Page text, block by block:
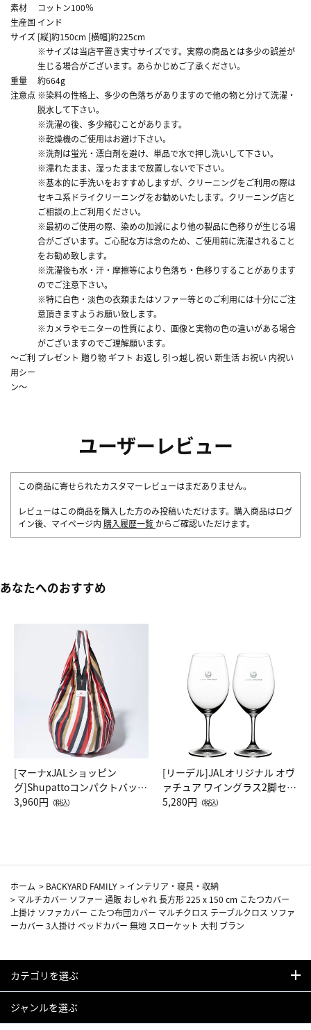
素材
コットン100％
生産国 インド
サイズ [縦]約150cm [横幅]約225cm
※サイズは当店平置き実寸サイズです。実際の商品とは多少の誤差が
生じる場合がございます。あらかじめご了承ください。
重量
約664g
注意点 ※染料の性格上、多少の色落ちがありますので他の物と分けて洗濯・
脱水して下さい。
※洗濯の後、多少縮むことがあります。
※乾燥機のご使用はお避け下さい。
※洗剤は蛍光・漂白剤を避け、単品で水で押し洗いして下さい。
※濡れたまま、湿ったままで放置しないで下さい。
※基本的に手洗いをおすすめしますが、クリーニングをご利用の際は
セキユ系ドライクリーニングをお勧めいたします。クリーニング店と
ご相談の上ご利用ください。
※最初のご使用の際、染めの加減により他の製品に色移りが生じる場
合がございます。ご心配な方は念のため、ご使用前に洗濯されること
をお勧め致します。
※洗濯後も水・汗・摩擦等により色落ち・色移りすることがあります
のでご注意下さい。
※特に白色・淡色の衣類またはソファー等とのご利用には十分にご注
意頂きますようお願い致します。
※カメラやモニターの性質により、画像と実物の色の違いがある場合
がございますのでご理解願います。
～ご利
用シー
ン～
プレゼント 贈り物 ギフト お返し 引っ越し祝い 新生活 お祝い 内祝い
ユーザーレビュー
この商品に寄せられたカスタマーレビューはまだありません。
レビューはこの商品を購入した方のみ投稿いただけます。購入商品はログ
イン後、マイページ内 購入履歴一覧 からご確認いただけます。
あなたへのおすすめ
[マーナxJALショッピン
グ]Shupattoコンパクトバッグ
Drop JAL客室乗務員（LC）ス
3,960円 （税込）
[リーデル]JALオリジナル オヴ
ァチュア ワイングラス2脚セッ
ト（レッドワイン）
5,280円 （税込）
ホーム > BACKYARD FAMILY > インテリア・寝具・収納
> マルチカバー ソファー 通販 おしゃれ 長方形 225 x 150 cm こたつカバー
上掛け ソファカバー こたつ布団カバー マルチクロス テーブルクロス ソファ
ーカバー 3人掛け ベッドカバー 無地 スローケット 大判 ブラン
カテゴリを選ぶ
ジャンルを選ぶ